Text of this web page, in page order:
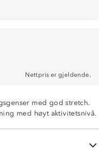
Nettpris er gjeldende.
med god stretch.
med høyt aktivitetsnivå.